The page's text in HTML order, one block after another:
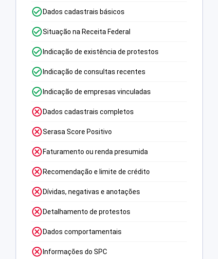
Dados cadastrais básicos
Situação na Receita Federal
Indicação de existência de protestos
Indicação de consultas recentes
Indicação de empresas vinculadas
Dados cadastrais completos
Serasa Score Positivo
Faturamento ou renda presumida
Recomendação e limite de crédito
Dívidas, negativas e anotações
Detalhamento de protestos
Dados comportamentais
Informações do SPC